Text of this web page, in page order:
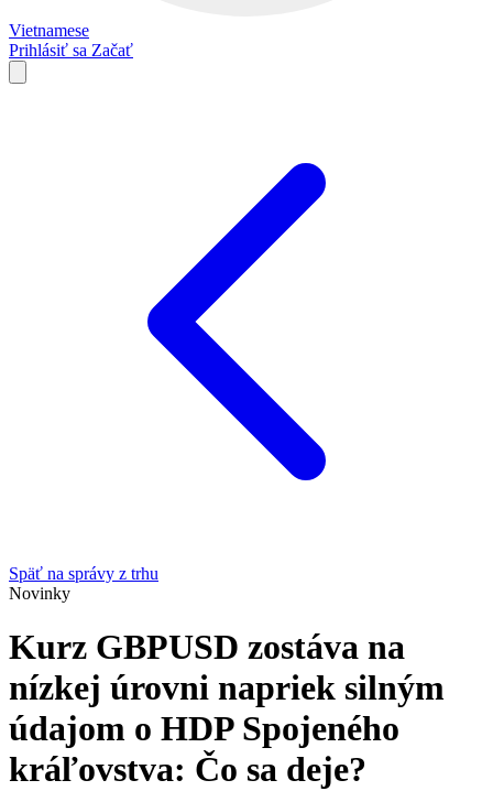
Vietnamese
Prihlásiť sa Začať
Späť na správy z trhu
Novinky
Kurz GBPUSD zostáva na
nízkej úrovni napriek silným
údajom o HDP Spojeného
kráľovstva: Čo sa deje?